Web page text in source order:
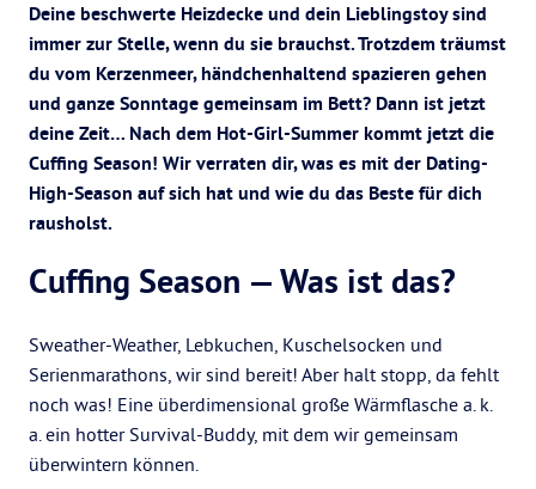
Deine beschwerte Heizdecke und dein Lieblingstoy sind
immer zur Stelle, wenn du sie brauchst. Trotzdem träumst
du vom Kerzenmeer, händchenhaltend spazieren gehen
und ganze Sonntage gemeinsam im Bett? Dann ist jetzt
deine Zeit… Nach dem Hot-Girl-Summer kommt jetzt die
Cuffing Season! Wir verraten dir, was es mit der Dating-
High-Season auf sich hat und wie du das Beste für dich
rausholst.
Cuffing Season — Was ist das?
Sweather-Weather, Lebkuchen, Kuschelsocken und
Serienmarathons, wir sind bereit! Aber halt stopp, da fehlt
noch was! Eine überdimensional große Wärmflasche a. k.
a. ein hotter Survival-Buddy, mit dem wir gemeinsam
überwintern können.